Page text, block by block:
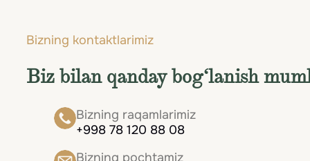
Bizning kontaktlarimiz
Biz bilan qanday bog‘lanish
Bizning raqamlarimiz
+998 78 120 88 08
Bizning pochtamiz